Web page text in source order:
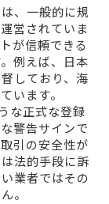
、一般的に規
営されていま
が信頼できる
例えば、日本
しており、海
います。
な正式な登録
警告サインで
引の安全性が
法的手段に訴
業者ではその
。